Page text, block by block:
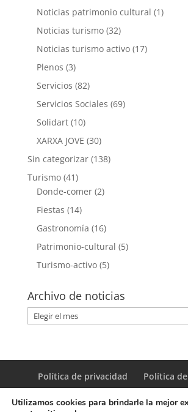
Noticias patrimonio cultural (1)
Noticias turismo(32)
Noticias turismo activo(17)
Plenos (3)
Servicios (82)
Servicios Sociales (69)
Solidart(10)
XARXA JOVE (30)
Sin categorizar(138)
Turismo(41)
Donde-comer(2)
Fiestas (14)
Gastronomía (16)
Patrimonio-cultural (5)
Turismo-activo(5)
Archivo de noticias
Archivo
de
Política de privacidad Política
Utilizamos cookies para brindarle la mejor